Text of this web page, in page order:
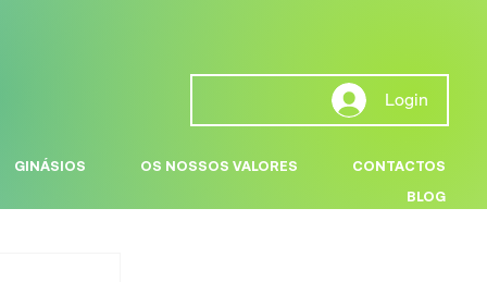
Login
GINÁSIOS OS NOSSOS VALORES
CONTACTOS
BLOG